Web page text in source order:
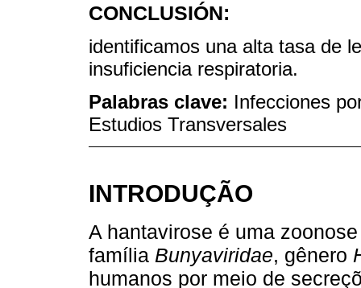
CONCLUSIÓN:
identificamos una alta tasa de
insuficiencia respiratoria.
Palabras clave: Infecciones
Estudios Transversales
INTRODUÇÃO
A hantavirose é uma
família Bunyaviridae, gênero
humanos por meio de